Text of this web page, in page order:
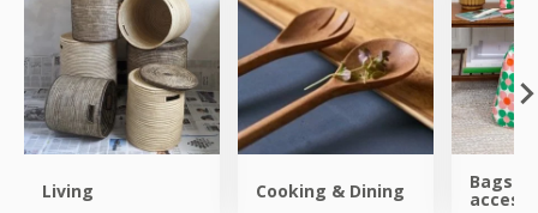
Living Cooking & Dining Bags &